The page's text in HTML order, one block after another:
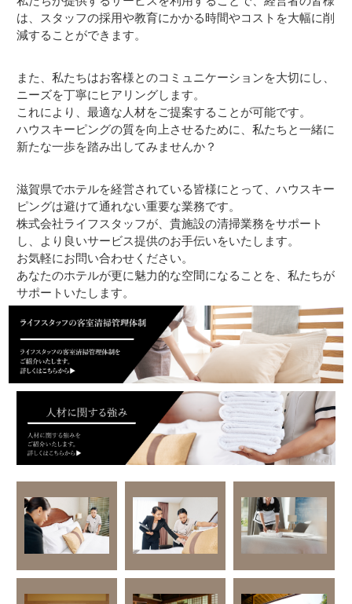
は、スタッフの採用や教育にかかる時間やコストを大幅に削
減することができます。
また、私たちはお客様とのコミュニケーションを大切にし、
ニーズを丁寧にヒアリングします。
これにより、最適な人材をご提案することが可能です。
ハウスキーピングの質を向上させるために、私たちと一緒に
新たな一歩を踏み出してみませんか？
滋賀県でホテルを経営されている皆様にとって、ハウスキー
ピングは避けて通れない重要な業務です。
株式会社ライフスタッフが、貴施設の清掃業務をサポート
し、より良いサービス提供のお手伝いをいたします。
お気軽にお問い合わせください。
あなたのホテルが更に魅力的な空間になることを、私たちが
サポートいたします。